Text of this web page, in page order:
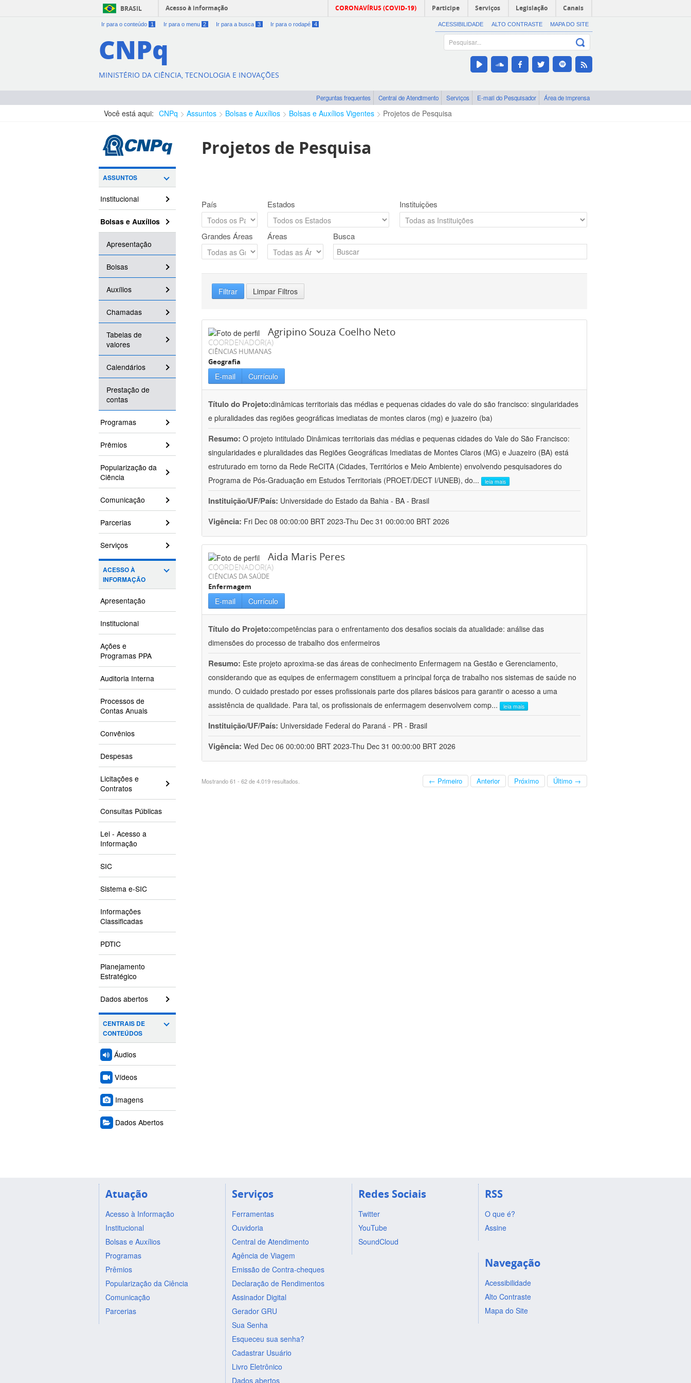
BRASIL Acesso à informação CORONAVÍRUS (COVID-19) Participe Serviços Legislação Canais
Ir para o conteúdo 1 Ir para o menu 2 Ir para a busca 3 Ir para o rodapé 4 ACESSIBILIDADE ALTO CONTRASTE MAPA DO SITE
CNPq
MINISTÉRIO DA CIÊNCIA, TECNOLOGIA E INOVAÇÕES
Perguntas frequentes Central de Atendimento Serviços E-mail do Pesquisador Área de imprensa
Você está aqui: CNPq Assuntos Bolsas e Auxílios Bolsas e Auxílios Vigentes Projetos de Pesquisa
ASSUNTOS
Institucional
Bolsas e Auxílios
Apresentação
Bolsas
Auxílios
Chamadas
Tabelas de
valores
Calendários
Prestação de
contas
Programas
Prêmios
Popularização da
Ciência
Comunicação
Parcerias
Serviços
ACESSO À
INFORMAÇÃO
Apresentação
Institucional
Ações e
Programas PPA
Auditoria Interna
Processos de
Contas Anuais
Convênios
Despesas
Licitações e
Contratos
Consultas Públicas
Lei - Acesso a
Informação
SIC
Sistema e-SIC
Informações
Classificadas
PDTIC
Planejamento
Estratégico
Dados abertos
CENTRAIS DE
CONTEÚDOS
Áudios
Vídeos
Imagens
Dados Abertos
Projetos de Pesquisa
País Estados Instituições
Grandes Áreas Áreas Busca
Filtrar Limpar Filtros
Agripino Souza Coelho Neto
COORDENADOR(A)
CIÊNCIAS HUMANAS
Geografia
E-mail Currículo
Título do Projeto:dinâmicas territoriais das médias e pequenas cidades do vale do são francisco: singularidades
e pluralidades das regiões geográficas imediatas de montes claros (mg) e juazeiro (ba)
Resumo: O projeto intitulado Dinâmicas territoriais das médias e pequenas cidades do Vale do São Francisco:
singularidades e pluralidades das Regiões Geográficas Imediatas de Montes Claros (MG) e Juazeiro (BA) está
estruturado em torno da Rede ReCITA (Cidades, Territórios e Meio Ambiente) envolvendo pesquisadores do
Programa de Pós-Graduação em Estudos Territoriais (PROET/DECT I/UNEB), do... leia mais
Instituição/UF/País: Universidade do Estado da Bahia - BA - Brasil
Vigência: Fri Dec 08 00:00:00 BRT 2023-Thu Dec 31 00:00:00 BRT 2026
Aida Maris Peres
COORDENADOR(A)
CIÊNCIAS DA SAÚDE
Enfermagem
E-mail Currículo
Título do Projeto:competências para o enfrentamento dos desafios sociais da atualidade: análise das
dimensões do processo de trabalho dos enfermeiros
Resumo: Este projeto aproxima-se das áreas de conhecimento Enfermagem na Gestão e Gerenciamento,
considerando que as equipes de enfermagem constituem a principal força de trabalho nos sistemas de saúde no
mundo. O cuidado prestado por esses profissionais parte dos pilares básicos para garantir o acesso a uma
assistência de qualidade. Para tal, os profissionais de enfermagem desenvolvem comp... leia mais
Instituição/UF/País: Universidade Federal do Paraná - PR - Brasil
Vigência: Wed Dec 06 00:00:00 BRT 2023-Thu Dec 31 00:00:00 BRT 2026
Mostrando 61 - 62 de 4.019 resultados. ← Primeiro Anterior Próximo Último →
Atuação
Acesso à Informação
Institucional
Bolsas e Auxílios
Programas
Prêmios
Popularização da Ciência
Comunicação
Parcerias
Serviços
Ferramentas
Ouvidoria
Central de Atendimento
Agência de Viagem
Emissão de Contra-cheques
Declaração de Rendimentos
Assinador Digital
Gerador GRU
Sua Senha
Esqueceu sua senha?
Cadastrar Usuário
Livro Eletrônico
Dados abertos
Redes Sociais
Twitter
YouTube
SoundCloud
RSS
O que é?
Assine
Navegação
Acessibilidade
Alto Contraste
Mapa do Site